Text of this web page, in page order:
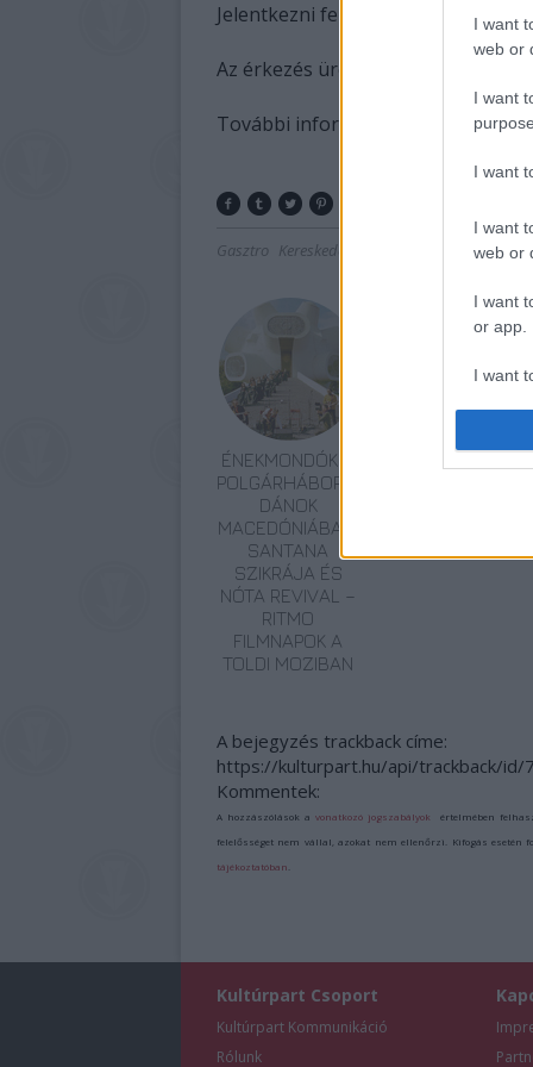
I want
web or
I want
I want
I want
web or
I want
or app.
I want
I want
Jelentkezni február 20-ig lehet,
Az érkezés üres kosárral nem
További információkat találtok!
Gasztro Kereskedelem Lavór
ÉNEKMONDÓK A
POLGÁRHÁBORÚBAN,
DÁNOK
MACEDÓNIÁBAN,
SANTANA
SZIKRÁJA ÉS
NÓTA REVIVAL –
RITMO
FILMNAPOK A
TOLDI MOZIBAN
A bejegyzés trackback címe:
https://kulturpart.hu/api/trackback/id/
Kommentek:
A hozzászólások avonatkozó jogszabályok értelmében
felelősséget nem vállal, azokat nem ellenőrzi. Kifogás esetén
tájékoztatóban
Kultúrpart Csoport
Kultúrpart Kommunikáció
Rólunk